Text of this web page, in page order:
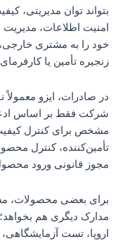
بتواند توان مدیریتی،
امنیت اطلاعات، مدیریت
خود را به مشتری خارجی،
زنجیره تأمین یا
در صادرات، ایزو
شرکت فقط بر اساس ادعا
مشخص برای کنترل
تأمین‌کننده، کنترل
مجوز قانونی ورود
برای بعضی محصولات،